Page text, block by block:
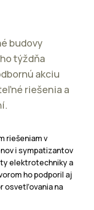
budovy
týždňa
akciu
riešenia a
riešeniam v
i sympatizantov
elektrotechniky a
ho podporil aj
osvetľovania na